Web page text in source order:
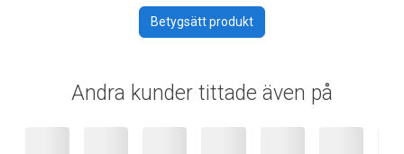
Betygsätt produkt
Andra kunder tittade även på